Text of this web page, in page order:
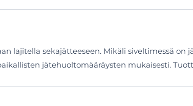
lajitella sekajätteeseen. Mikäli siveltimessä
jätehuoltomääräysten mukaisesti.